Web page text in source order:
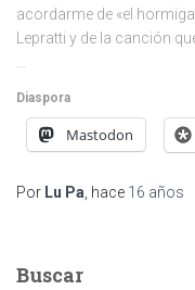
acordarme de «el
Lepratti y de la canción
Diaspora
Mastodon
Por Lu Pa , hace 16 años
Buscar